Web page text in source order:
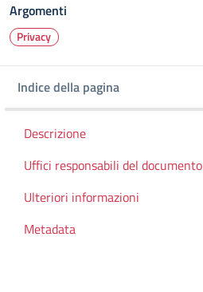
Argomenti
Privacy
Indice della pagina
Indice della pagina
Descrizione
Uffici responsabili del documento
Ulteriori informazioni
Metadata